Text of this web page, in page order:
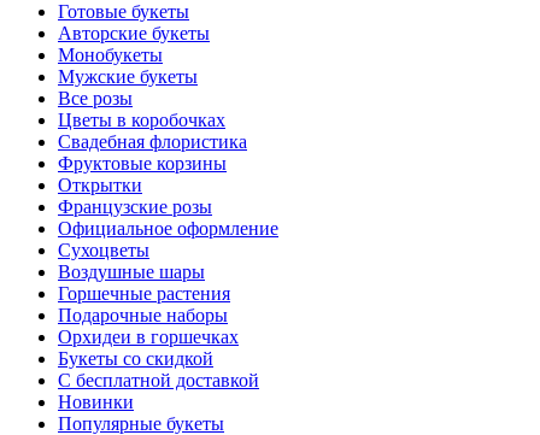
Готовые букеты
Авторские букеты
Монобукеты
Мужские букеты
Все розы
Цветы в коробочках
Свадебная флористика
Фруктовые корзины
Открытки
Французские розы
Официальное оформление
Сухоцветы
Воздушные шары
Горшечные растения
Подарочные наборы
Орхидеи в горшечках
Букеты со скидкой
С бесплатной доставкой
Новинки
Популярные букеты